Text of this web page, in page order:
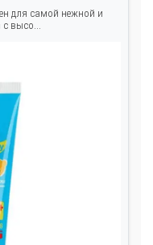
для самой нежной и
с высо...